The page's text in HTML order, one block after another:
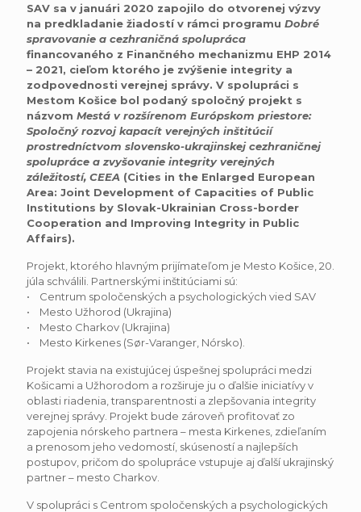
SAV sa v januári 2020 zapojilo do otvorenej výzvy
na predkladanie žiadostí v rámci programu Dobré
spravovanie a cezhraničná spolupráca
financovaného z Finančného mechanizmu EHP 2014
– 2021, cieľom ktorého je zvýšenie integrity a
zodpovednosti verejnej správy. V spolupráci s
Mestom Košice bol podaný spoločný projekt s
názvom Mestá v rozšírenom Európskom priestore:
Spoločný rozvoj kapacít verejných inštitúcií
prostredníctvom slovensko-ukrajinskej cezhraničnej
spolupráce a zvyšovanie integrity verejných
záležitostí, CEEA (Cities in the Enlarged European
Area: Joint Development of Capacities of Public
Institutions by Slovak-Ukrainian Cross-border
Cooperation and Improving Integrity in Public
Affairs).
Projekt, ktorého hlavným prijímateľom je Mesto Košice, 20.
júla schválili. Partnerskými inštitúciami sú:
• Centrum spoločenských a psychologických vied SAV
• Mesto Užhorod (Ukrajina)
• Mesto Charkov (Ukrajina)
• Mesto Kirkenes (Sør-Varanger, Nórsko).
Projekt stavia na existujúcej úspešnej spolupráci medzi
Košicami a Užhorodom a rozširuje ju o ďalšie iniciatívy v
oblasti riadenia, transparentnosti a zlepšovania integrity
verejnej správy. Projekt bude zároveň profitovať zo
zapojenia nórskeho partnera – mesta Kirkenes, zdieľaním
a prenosom jeho vedomostí, skúseností a najlepších
postupov, pričom do spolupráce vstupuje aj ďalší ukrajinský
partner – mesto Charkov.
V spolupráci s Centrom spoločenských a psychologických